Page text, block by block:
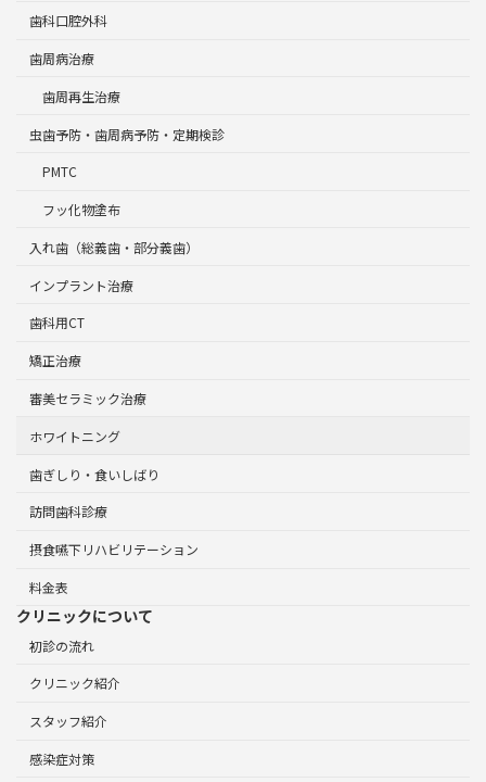
歯科口腔外科
歯周病治療
歯周再生治療
虫歯予防・歯周病予防・定期検診
PMTC
フッ化物塗布
入れ歯（総義歯・部分義歯）
インプラント治療
歯科用CT
矯正治療
審美セラミック治療
ホワイトニング
歯ぎしり・食いしばり
訪問歯科診療
摂食嚥下リハビリテーション
料金表
クリニックについて
初診の流れ
クリニック紹介
スタッフ紹介
感染症対策